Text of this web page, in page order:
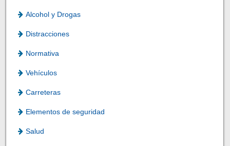
Alcohol y Drogas
Distracciones
Normativa
Vehículos
Carreteras
Elementos de seguridad
Salud